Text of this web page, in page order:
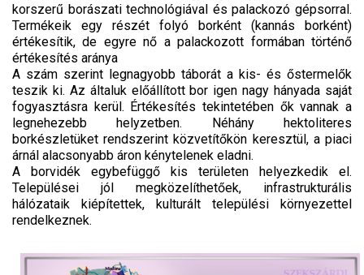
korszerű borászati technológiával és palackozó gépsorral.
Termékeik egy részét folyó borként (kannás borként)
értékesítik, de egyre nő a palackozott formában történő
értékesítés aránya
A szám szerint legnagyobb táborát a kis- és őstermelők
teszik ki. Az általuk előállított bor igen nagy hányada saját
fogyasztásra kerül. Értékesítés tekintetében ők vannak a
legnehezebb helyzetben. Néhány hektoliteres
borkészletüket rendszerint közvetítőkön keresztül, a piaci
árnál alacsonyabb áron kénytelenek eladni.
A borvidék egybefüggő kis területen helyezkedik el.
Települései jól megközelíthetőek, infrastrukturális
hálózataik kiépítettek, kulturált települési környezettel
rendelkeznek.